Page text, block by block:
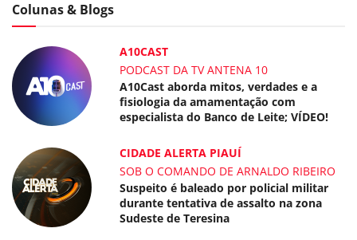
Colunas & Blogs
A10CAST
PODCAST DA TV ANTENA 10
A10Cast aborda mitos, verdades e a
fisiologia da amamentação com
especialista do Banco de Leite; VÍDEO!
CIDADE ALERTA PIAUÍ
SOB O COMANDO DE ARNALDO RIBEIRO
Suspeito é baleado por policial militar
durante tentativa de assalto na zona
Sudeste de Teresina